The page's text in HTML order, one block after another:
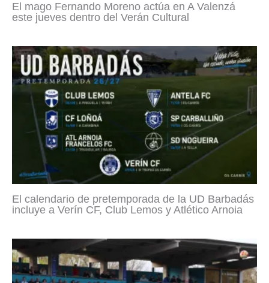
El mago Fernando Moreno actúa en A Valenzá
este jueves dentro del Verán Cultural
El calendario de pretemporada de la UD Barbadás
incluye a Verín CF, Club Lemos y Atlético Arnoia